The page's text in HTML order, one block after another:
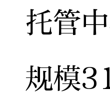
托管
规模